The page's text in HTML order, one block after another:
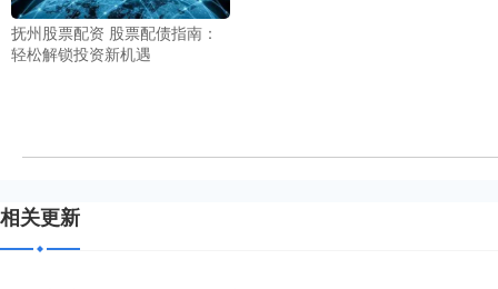
抚州股票配资 股票配债指南：
轻松解锁投资新机遇
相关更新